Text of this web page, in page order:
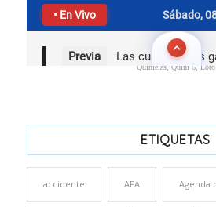
Quinielas, Quini 6, Loto
ETIQUETAS
accidente AFA Agenda